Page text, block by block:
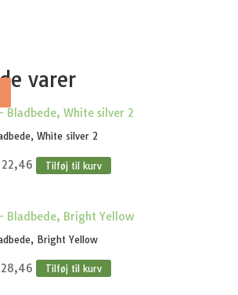
varer
White silver 2
22,46Den
er:
kr.22,46.
Tilføj til kurv
Bright Yellow
28,46DenTilføj til kurv